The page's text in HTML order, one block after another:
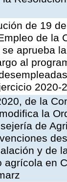
de 19
de la
aprueba
al
2020-
de la
la
de
y de
agrícola en